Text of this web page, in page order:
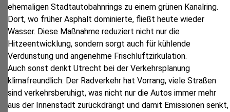
ehemaligen Stadtautobahnrings zu einem grünen Kanalring.
Dort, wo früher Asphalt dominierte, fließt heute wieder
Wasser. Diese Maßnahme reduziert nicht nur die
Hitzeentwicklung, sondern sorgt auch für kühlende
Verdunstung und angenehme Frischluftzirkulation.
Auch sonst denkt Utrecht bei der Verkehrsplanung
klimafreundlich: Der Radverkehr hat Vorrang, viele Straßen
sind verkehrsberuhigt, was nicht nur die Autos immer mehr
aus der Innenstadt zurückdrängt und damit Emissionen senkt,